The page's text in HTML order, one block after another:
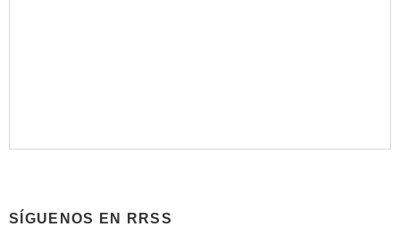
SÍGUENOS EN RRSS